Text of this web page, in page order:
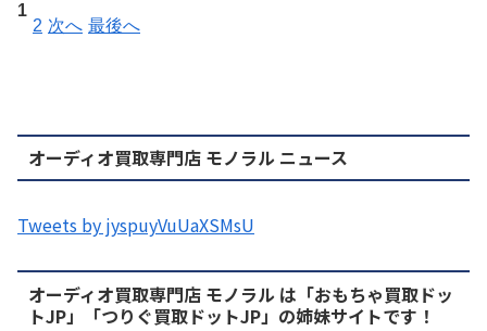
1
2 次へ 最後へ
オーディオ買取専門店 モノラル ニュース
Tweets by jyspuyVuUaXSMsU
オーディオ買取専門店 モノラル は「おもちゃ買取ドッ
トJP」「つりぐ買取ドットJP」の姉妹サイトです！